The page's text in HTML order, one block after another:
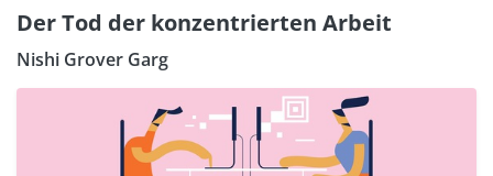
Der Tod der konzentrierten Arbeit
Nishi Grover Garg